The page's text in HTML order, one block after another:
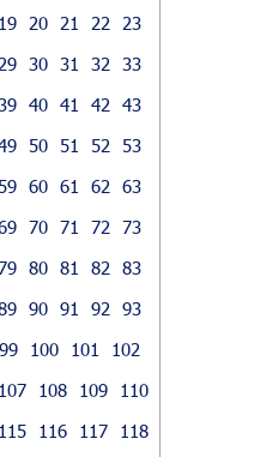
19 20 21 22
23
29 30 31 32
33
40 41 42
43
50 51 52
53
60 61 62
63
70 71 72
73
80 81 82
83
90 91 92
93
99 100 101
102
107 108 109
110
115 116 117
118